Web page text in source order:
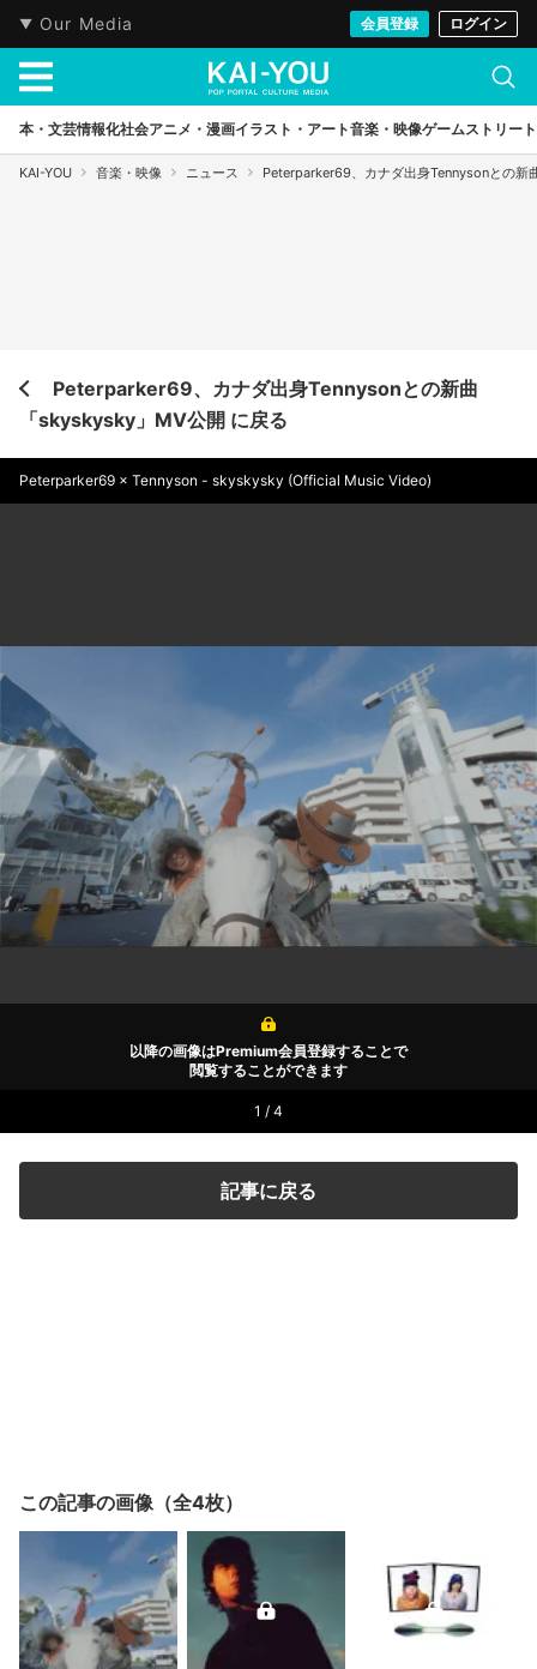
Our Media 会員登録 ログイン
本・文芸情報化社会アニメ・漫画イラスト・アート音楽・映像ゲームストリート
KAI-YOU 音楽・映像 ニュース Peterparker69、カナダ出身Tennysonとの新
Peterparker69、カナダ出身Tennysonとの新曲
「skyskysky」MV公開 に戻る
Peterparker69 × Tennyson - skyskysky (Official Music Video)
以降の画像はPremium会員登録することで
閲覧することができます
1 / 4
記事に戻る
この記事の画像（全4枚）